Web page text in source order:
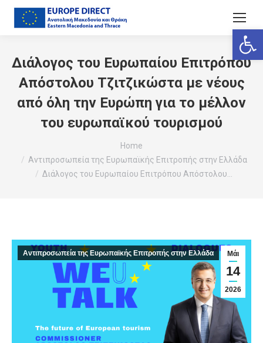
Διάλογος του Ευρωπαίου Επιτρόπου
Απόστολου Τζιτζικώστα με νέους
από όλη την Ευρώπη για το μέλλον
του ευρωπαϊκού τουρισμού
Home
Αντιπροσωπεία της Ευρωπαϊκής Επιτροπής στην Ελλάδα
Διάλογος του Ευρωπαίου Επιτρόπου Απόστολου…
Μάι
14
2026
Αντιπροσωπεία της Ευρωπαϊκής Επιτροπής στην Ελλάδα